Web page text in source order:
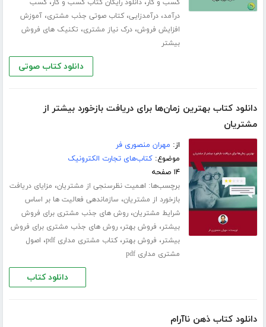
کسب و کار
دانلود رایگان کتاب کسب و کار
کسب
درآمد،درآمدزایی،کتاب صوتی جذب مشتری،آموزش
افزایش فروش،درک نیاز مشتری، تکنیک های فروش
بیشتر
دانلود کتاب صوتی
دانلود کتاب بهترین زمان‌ها برای دریافت بازخورد بیشتر از
مشتریان
از: مهران منصوری فر
موضوع:کتاب‌های تجارت الکترونیک
۱۴ صفحه
برچسب‌ها: اهمیت نظرسنجی از مشتریان، مزایای دریافت
بازخورد از مشتریان، سازماندهی فعالیت ها بر اساس
شرایط مشتریان،روش های جذب مشتری برای فروش
بیشتر، فروش بهتر،روش های جذب مشتری برای فروش
بیشتر، فروش بهتر،کتاب مشتری مداری pdf ، اصول
مشتری مداری pdf
دانلود کتاب
دانلود کتاب ذهن ناآرام